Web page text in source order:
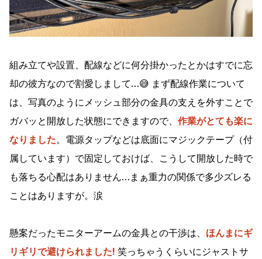
組み立てや設置、配線などに何分掛かったとかはすでに忘
却の彼方なので割愛しまして…😅 まず配線作業について
は、写真のようにメッシュ部分の金具の支えを外すことで
ガバッと開放した状態にできますので、 作業がとても楽に
なりました。電源タップなどは底面にマジックテープ（付
属しています）で固定しておけば、こうして開放した時で
も落ちる心配はありません…まぁ重力の関係で多少ズレる
ことはありますが。涙
懸案だったモニターアームの金具との干渉は、 ほんまにギ
リギリで避けられました! 笑っちゃうくらいにジャストサ